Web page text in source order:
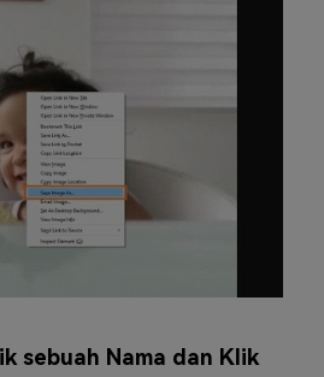
sebuah Nama dan Klik